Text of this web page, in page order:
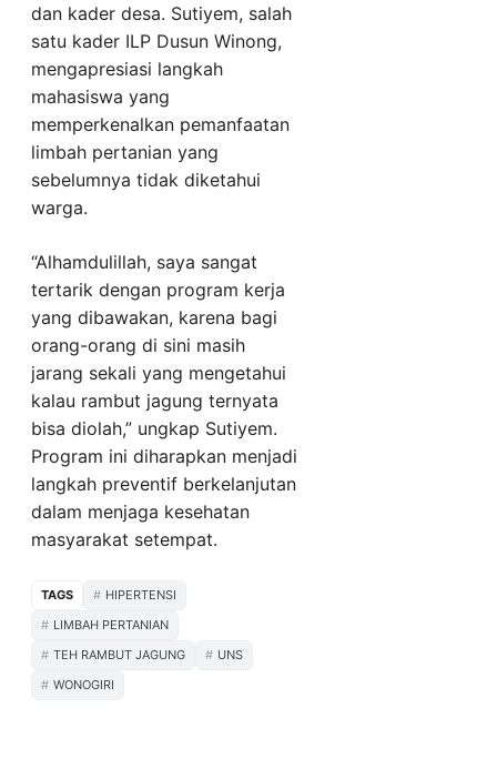
dan kader desa. Sutiyem, salah
satu kader ILP Dusun Winong,
mengapresiasi langkah
mahasiswa yang
memperkenalkan pemanfaatan
limbah pertanian yang
sebelumnya tidak diketahui
warga.
“Alhamdulillah, saya sangat
tertarik dengan program kerja
yang dibawakan, karena bagi
orang-orang di sini masih
jarang sekali yang mengetahui
kalau rambut jagung ternyata
bisa diolah,” ungkap Sutiyem.
Program ini diharapkan menjadi
langkah preventif berkelanjutan
dalam menjaga kesehatan
masyarakat setempat.
TAGS
HIPERTENSI
LIMBAH PERTANIAN
TEH RAMBUT JAGUNG
UNS
WONOGIRI